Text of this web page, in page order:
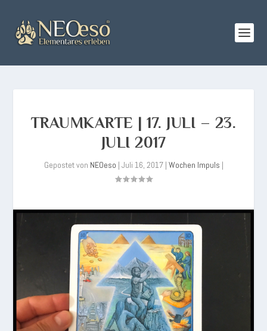
TRAUMKARTE | 17. JULI – 23.
JULI 2017
Gepostet von NEOeso | Juli 16, 2017| Wochen Impuls |